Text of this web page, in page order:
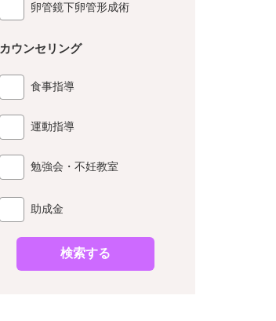
卵管鏡下卵管形成術
カウンセリング
食事指導
運動指導
勉強会・不妊教室
助成金
検索する